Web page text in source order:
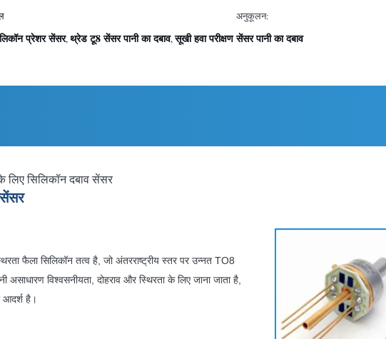
अनुकूलन:
प्रेशर सेंसर,थ्रेड टू8 सेंसर पानी का दबाव,सूखी हवा परीक्षण सेंसर पानी का दबाव
लिए सिलिकॉन दबाव सेंसर
सेंसर
फैला सिलिकॉन तत्व है, जो अंतरराष्ट्रीय स्तर पर उन्नत TO8
असाधारण विश्वसनीयता, दोहराव और स्थिरता के लिए जाना जाता है,
है।